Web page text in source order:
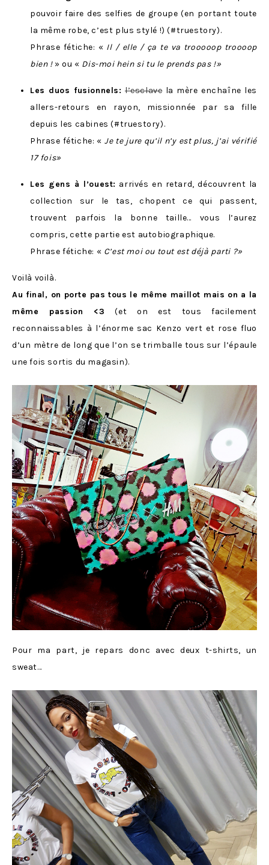
pouvoir faire des selfies de groupe (en portant toute
la même robe, c’est plus stylé !) (#truestory).
Phrase fétiche: « Il / elle / ça te va trooooop troooop
bien !» ou « Dis-moi hein si tu le prends pas !»
Les duos fusionnels: l’esclavela mère enchaîne les
allers-retours en rayon, missionnée par sa fille
depuis les cabines (#truestory).
Phrase fétiche: « Je te jure qu’il n’y est plus, j’ai vérifié
17 fois»
Les gens à l’ouest: arrivés en retard, découvrent la
collection sur le tas, chopent ce qui passent,
trouvent parfois la bonne taille… vous l’aurez
compris, cette partie est autobiographique.
Phrase fétiche: « C’est moi ou tout est déjà parti ?»
Voilà voilà.
Au final, on porte pas tous le même maillot mais on a la
même passion <3 (et on est tous facilement
reconnaissables à l’énorme sac Kenzo vert et rose fluo
d’un mètre de long que l’on se trimballe tous sur l’épaule
une fois sortis du magasin).
Pour ma part, je repars donc avec deux t-shirts, un
sweat…